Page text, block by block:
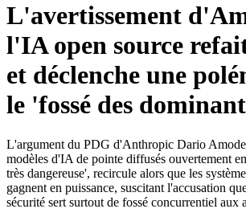
L'avertissement
l'IA open source
et déclenche une
le 'fossé des
L'argument du PDG d'Anthropic Dario
modèles d'IA de pointe diffusés ouvertement
très dangereuse', recircule alors que les
gagnent en puissance, suscitant l'accusation
sécurité sert surtout de fossé concurrentiel aux